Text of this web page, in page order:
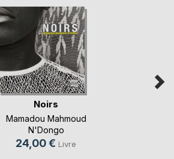
Noirs
Mamadou Mahmoud
N'Dongo
24,00 € Livre